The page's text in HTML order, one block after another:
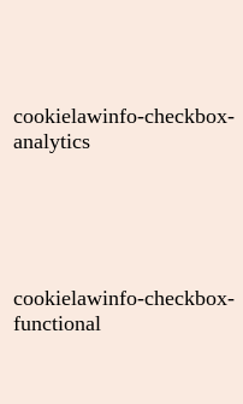
cookielawinfo-checkbox-
analytics
cookielawinfo-checkbox-
functional